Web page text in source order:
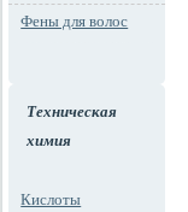
Фены для волос
Техническая
химия
Кислоты